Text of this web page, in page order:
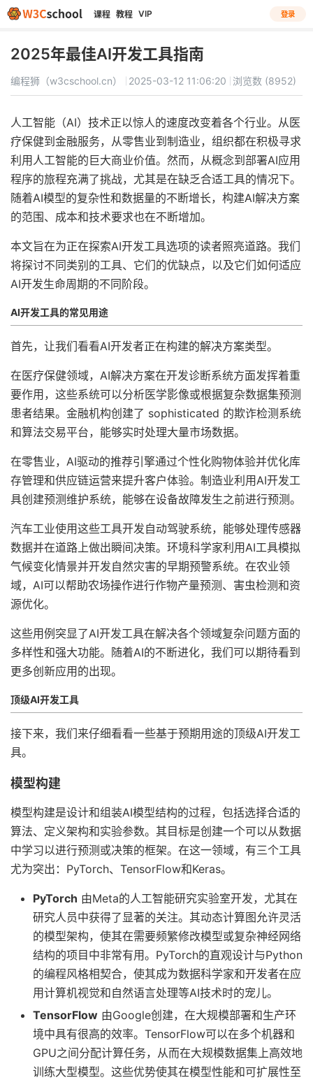
课程 教程 VIP 登录
2025年最佳AI开发工具指南
编程狮（w3cschool.cn） 2025-03-12 11:06:20 浏览数 (8952)
人工智能（AI）技术正以惊人的速度改变着各个行业。从医
疗保健到金融服务，从零售业到制造业，组织都在积极寻求
利用人工智能的巨大商业价值。然而，从概念到部署AI应用
程序的旅程充满了挑战，尤其是在缺乏合适工具的情况下。
随着AI模型的复杂性和数据量的不断增长，构建AI解决方案
的范围、成本和技术要求也在不断增加。
本文旨在为正在探索AI开发工具选项的读者照亮道路。我们
将探讨不同类别的工具、它们的优缺点，以及它们如何适应
AI开发生命周期的不同阶段。
AI开发工具的常见用途
首先，让我们看看AI开发者正在构建的解决方案类型。
在医疗保健领域，AI解决方案在开发诊断系统方面发挥着重
要作用，这些系统可以分析医学影像或根据复杂数据集预测
患者结果。金融机构创建了 sophisticated 的欺诈检测系统
和算法交易平台，能够实时处理大量市场数据。
在零售业，AI驱动的推荐引擎通过个性化购物体验并优化库
存管理和供应链运营来提升客户体验。制造业利用AI开发工
具创建预测维护系统，能够在设备故障发生之前进行预测。
汽车工业使用这些工具开发自动驾驶系统，能够处理传感器
数据并在道路上做出瞬间决策。环境科学家利用AI工具模拟
气候变化情景并开发自然灾害的早期预警系统。在农业领
域，AI可以帮助农场操作进行作物产量预测、害虫检测和资
源优化。
这些用例突显了AI开发工具在解决各个领域复杂问题方面的
多样性和强大功能。随着AI的不断进化，我们可以期待看到
更多创新应用的出现。
顶级AI开发工具
接下来，我们来仔细看看一些基于预期用途的顶级AI开发工
具。
模型构建
模型构建是设计和组装AI模型结构的过程，包括选择合适的
算法、定义架构和实验参数。其目标是创建一个可以从数据
中学习以进行预测或决策的框架。在这一领域，有三个工具
尤为突出：PyTorch、TensorFlow和Keras。
PyTorch 由Meta的人工智能研究实验室开发，尤其在
研究人员中获得了显著的关注。其动态计算图允许灵活
的模型架构，使其在需要频繁修改模型或复杂神经网络
结构的项目中非常有用。PyTorch的直观设计与Python
的编程风格相契合，使其成为数据科学家和开发者在应
用计算机视觉和自然语言处理等AI技术时的宠儿。
TensorFlow 由Google创建，在大规模部署和生产环
境中具有很高的效率。TensorFlow可以在多个机器和
GPU之间分配计算任务，从而在大规模数据集上高效地
训练大型模型。这些优势使其在模型性能和可扩展性至